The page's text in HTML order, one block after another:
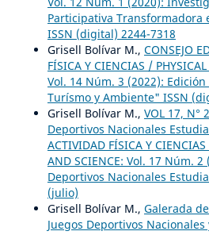
Participativa Transformadora
ISSN (digital) 2244-7318
Grisell Bolívar M., CONSEJO
FÍSICA Y CIENCIAS /
Vol. 14 Núm. 3 (2022):
Turísmo y Ambiente" ISSN
Grisell Bolívar M., VOL 17, N°
Deportivos Nacionales
ACTIVIDAD FÍSICA Y
AND SCIENCE: Vol. 17 Núm. 2
Deportivos Nacionales
(julio)
Grisell Bolívar M., Galerada
Juegos Deportivos